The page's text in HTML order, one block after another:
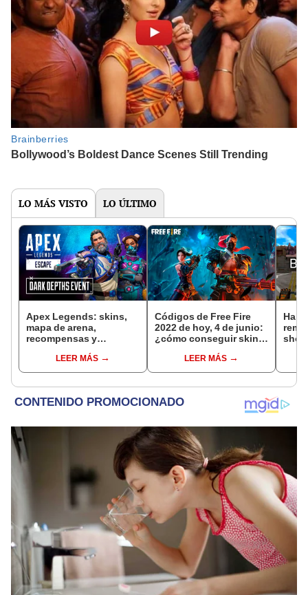
LO MÁS VISTO LO ÚLTIMO
Apex Legends: skins,
mapa de arena,
recompensas y
Dark Depths
LEER MÁS
Códigos de Free Fire
2022 de hoy, 4 de junio:
¿cómo conseguir skins
LEER MÁS
Half